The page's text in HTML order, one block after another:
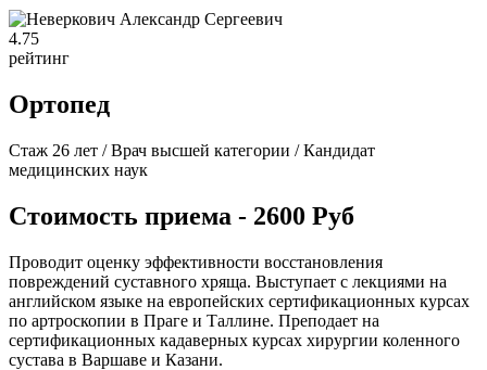
4.75
рейтинг
Ортопед
Стаж 26 лет / Врач высшей категории / Кандидат
медицинских наук
Стоимость приема - 2600 Руб
Проводит оценку эффективности восстановления
повреждений суставного хряща. Выступает с лекциями на
английском языке на европейских сертификационных курсах
по артроскопии в Праге и Таллине. Преподает на
сертификационных кадаверных курсах хирургии коленного
сустава в Варшаве и Казани.